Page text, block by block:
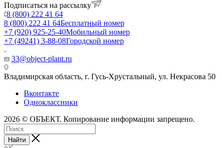
Подписаться на рассылку
8 (800) 222 41 64
8 (800) 222 41 64Бесплатный номер
+7 (920) 925-25-40Мобильный номер
+7 (49241) 3-88-08Городской номер
33@object-plant.ru
Владимирская область, г. Гусь-Хрустальный, ул. Некрасова 50
Вконтакте
Одноклассники
2026 © ОБЪЕКТ. Копирование информации запрещено.
Найти